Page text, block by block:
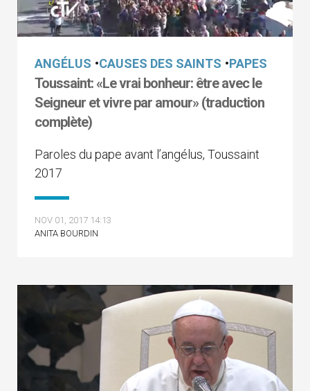
ANGÉLUS •CAUSES DES SAINTS •PAPES
Toussaint: «Le vrai bonheur: être avec le
Seigneur et vivre par amour» (traduction
complète)
Paroles du pape avant l’angélus, Toussaint
2017
NOV 01, 2017 14:13
ANITA BOURDIN